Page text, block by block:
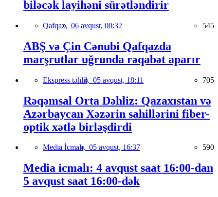
biləcək layihəni sürətləndirir
Qafqaz, 06 avqust, 00:32 545
ABŞ və Çin Cənubi Qafqazda
marşrutlar uğrunda rəqabət aparır
Ekspress təhlil, 05 avqust, 18:11 705
Rəqəmsal Orta Dəhliz: Qazaxıstan və
Azərbaycan Xəzərin sahillərini fiber-
optik xətlə birləşdirdi
Media İcmalı, 05 avqust, 16:37 590
Media icmalı: 4 avqust saat 16:00-dan
5 avqust saat 16:00-dək